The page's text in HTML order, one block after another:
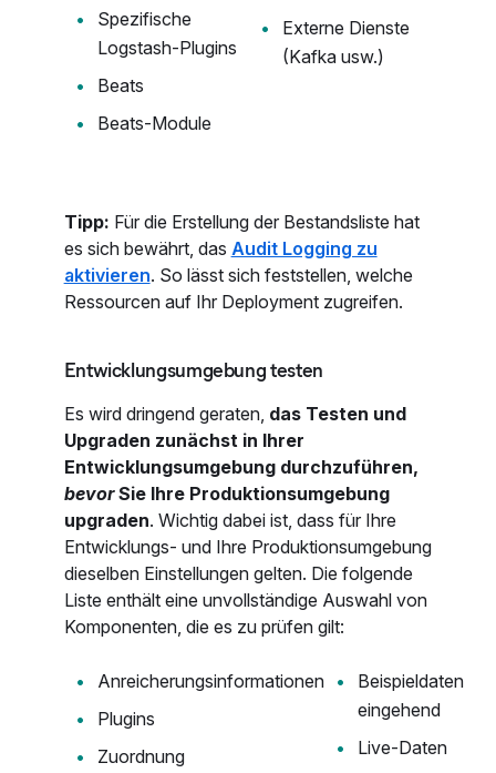
Spezifische
Logstash-Plugins
Beats
Beats-Module
Externe Dienste
(Kafka usw.)
Tipp: Für die Erstellung der Bestandsliste hat
es sich bewährt, das Audit Logging zu
aktivieren. So lässt sich feststellen, welche
Ressourcen auf Ihr Deployment zugreifen.
Entwicklungsumgebung testen
Es wird dringend geraten, das Testen und
Upgraden zunächst in Ihrer
Entwicklungsumgebung durchzuführen,
bevorSie Ihre Produktionsumgebung
upgraden. Wichtig dabei ist, dass für Ihre
Entwicklungs- und Ihre Produktionsumgebung
dieselben Einstellungen gelten. Die folgende
Liste enthält eine unvollständige Auswahl von
Komponenten, die es zu prüfen gilt:
Anreicherungsinformationen
Plugins
Zuordnung
Beispieldaten
eingehend
Live-Daten